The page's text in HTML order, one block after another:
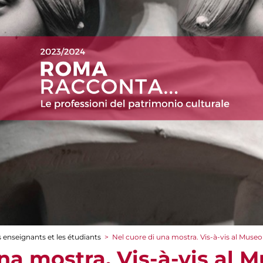
enseignants et les étudiants > Nel cuore di una mostra. Vis-à-vis al